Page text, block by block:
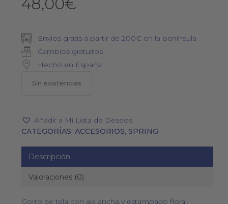
Envíos gratis a partir de 200€ en la península
Cambios gratuitos
Hecho en España
Sin existencias
Añadir a Mi Lista de Deseos
CATEGORÍAS: ACCESORIOS, SPRING
Descripción
Valoraciones (0)
Gorro de tela con ala ancha y estampado floral.